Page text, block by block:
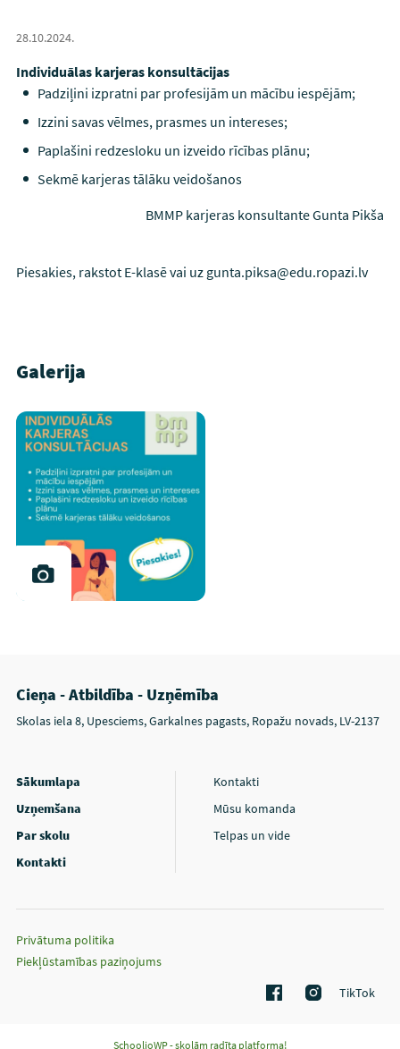
28.10.2024.
Individuālas karjeras konsultācijas
Padziļini izpratni par profesijām un mācību iespējām;
Izzini savas vēlmes, prasmes un intereses;
Paplašini redzesloku un izveido rīcības plānu;
Sekmē karjeras tālāku veidošanos
BMMP karjeras konsultante Gunta Pikša
Piesakies, rakstot E-klasē vai uz gunta.piksa@edu.ropazi.lv
Galerija
Cieņa - Atbildība - Uzņēmība
Skolas iela 8, Upesciems, Garkalnes pagasts, Ropažu novads, LV-2137
Sākumlapa
Uzņemšana
Par skolu
Kontakti
Kontakti
Mūsu komanda
Telpas un vide
Privātuma politika
Piekļūstamības paziņojums
TikTok
SchoolioWP - skolām radīta platforma!